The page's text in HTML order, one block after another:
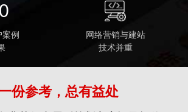
例
网络营销与建站
技术并重
份参考，总有益处